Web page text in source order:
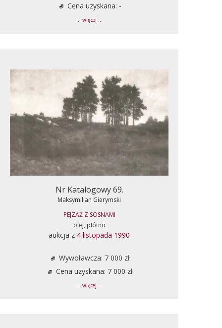
Cena uzyskana: -
... więcej ...
Nr Katalogowy 69.
Maksymilian Gierymski
PEJZAŻ Z SOSNAMI
olej, płótno
aukcja z 4 listopada 1990
Wywoławcza: 7 000 zł
Cena uzyskana: 7 000 zł
... więcej ...